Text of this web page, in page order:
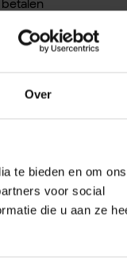
Over
te bieden en om ons
voor social
die u aan ze
screen
die zijn